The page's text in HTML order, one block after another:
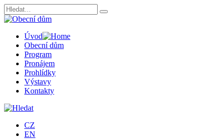
Úvod
Obecní dům
Program
Pronájem
Prohlídky
Výstavy
Kontakty
CZ
EN